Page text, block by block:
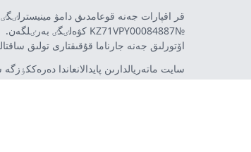
قر اقپارات جەنە قوعامدىق دامۋ
№KZ71VPY00084887 كۋەلٸگٸ بەرٸلگەن.
اۆتورلىق جەنە جارناما قۇقىقتارى تولىق
سايت ماتەريالدارىن پايدالانعاندا
اۆتورلار پٸكٸرٸ مەن رەداكتسييا